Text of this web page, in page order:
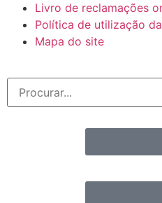
Livro de reclamações
Política de utilização
Mapa do site